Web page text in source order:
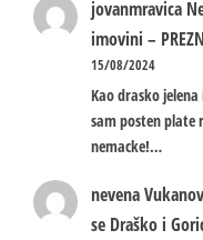
jovanmravica
imovini –
15/08/2024
Kao drasko
sam posten plate
nemacke!…
nevena
se Draško i